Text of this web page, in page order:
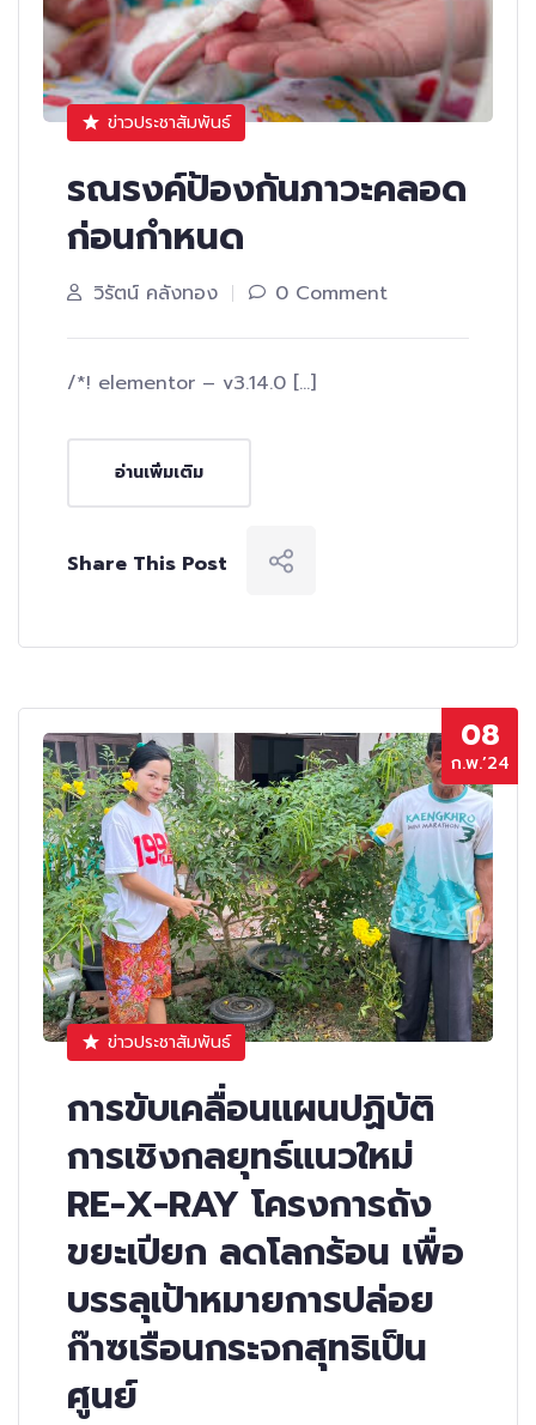
ข่าวประชาสัมพันธ์
รณรงค์ป้องกันภาวะคลอด
ก่อนกำหนด
วิรัตน์ คลังทอง 0 Comment
/*! elementor – v3.14.0 […]
อ่านเพิ่มเติม
Share This Post
08
ก.พ.’24
ข่าวประชาสัมพันธ์
การขับเคลื่อนแผนปฏิบัติ
การเชิงกลยุทธ์แนวใหม่
RE-X-RAY โครงการถัง
ขยะเปียก ลดโลกร้อน เพื่อ
บรรลุเป้าหมายการปล่อย
ก๊าซเรือนกระจกสุทธิเป็น
ศูนย์